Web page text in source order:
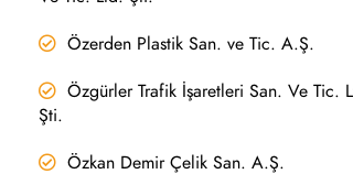
Özerden Plastik San. ve Tic. A.Ş.
Özgürler Trafik İşaretleri San. Ve Tic.
Şti.
Özkan Demir Çelik San. A.Ş.